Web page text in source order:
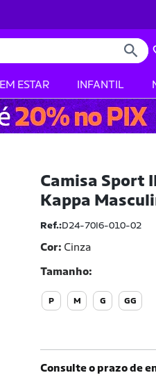
ESTAR INFANTIL
Camisa Sport
Kappa
Ref.:D24-70I6-010-02
Cor: Cinza
Tamanho
P M G GG
Consulte o prazo de